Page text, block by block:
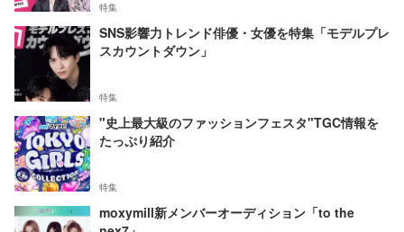
特集
SNS影響力トレンド俳優・女優を特集「モデルプレ
スカウントダウン」
特集
"史上最大級のファッションフェスタ"TGC情報を
たっぷり紹介
特集
moxymill新メンバーオーディション「to the